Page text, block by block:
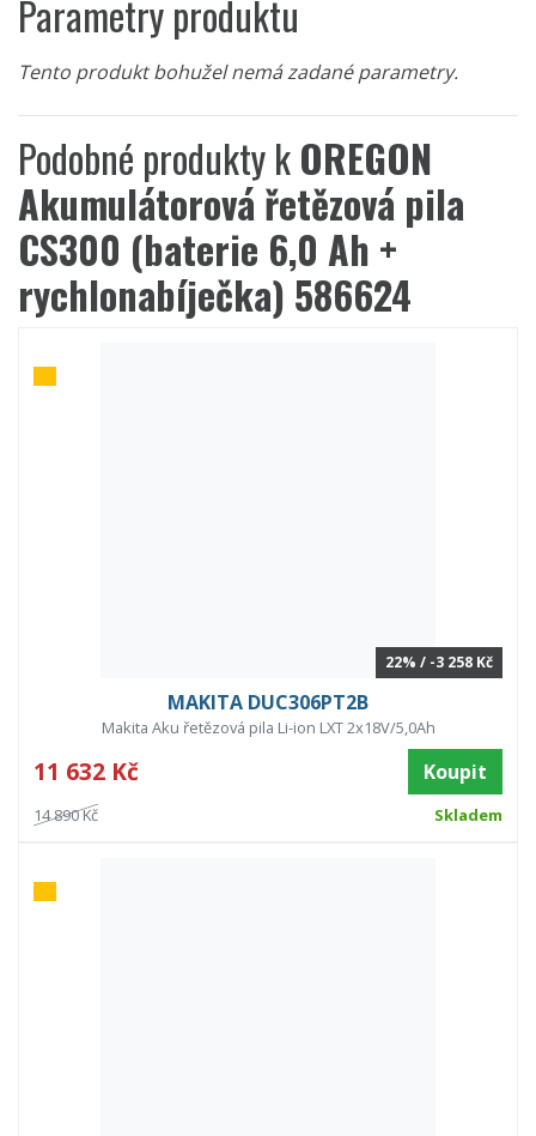
Parametry produktu
Tento produkt bohužel nemá zadané parametry.
Podobné produkty kOREGON
Akumulátorová řetězová pila
CS300 (baterie 6,0 Ah +
rychlonabíječka) 586624
22% / -3 258 Kč
MAKITA DUC306PT2B
Makita Aku řetězová pila Li-ion LXT 2x18V/5,0Ah
11 632 Kč Koupit
14 890 Kč Skladem